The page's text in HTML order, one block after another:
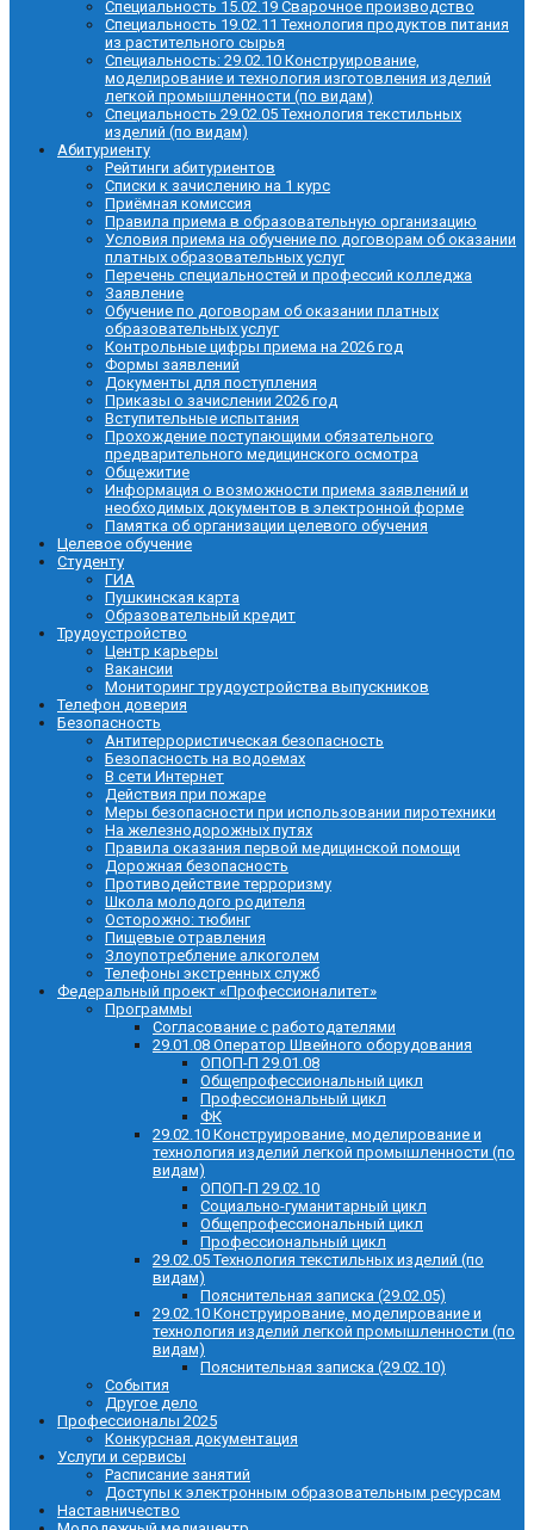
Специальность 15.02.19 Сварочное производство
Специальность 19.02.11 Технология продуктов питания
из растительного сырья
Специальность: 29.02.10 Конструирование,
моделирование и технология изготовления изделий
легкой промышленности (по видам)
Специальность 29.02.05 Технология текстильных
изделий (по видам)
Абитуриенту
Рейтинги абитуриентов
Списки к зачислению на 1 курс
Приёмная комиссия
Правила приема в образовательную организацию
Условия приема на обучение по договорам об оказании
платных образовательных услуг
Перечень специальностей и профессий колледжа
Заявление
Обучение по договорам об оказании платных
образовательных услуг
Контрольные цифры приема на 2026 год
Формы заявлений
Документы для поступления
Приказы о зачислении 2026 год
Вступительные испытания
Прохождение поступающими обязательного
предварительного медицинского осмотра
Общежитие
Информация о возможности приема заявлений и
необходимых документов в электронной форме
Памятка об организации целевого обучения
Целевое обучение
Студенту
ГИА
Пушкинская карта
Образовательный кредит
Трудоустройство
Центр карьеры
Вакансии
Мониторинг трудоустройства выпускников
Телефон доверия
Безопасность
Антитеррористическая безопасность
Безопасность на водоемах
В сети Интернет
Действия при пожаре
Меры безопасности при использовании пиротехники
На железнодорожных путях
Правила оказания первой медицинской помощи
Дорожная безопасность
Противодействие терроризму
Школа молодого родителя
Осторожно: тюбинг
Пищевые отравления
Злоупотребление алкоголем
Телефоны экстренных служб
Федеральный проект «Профессионалитет»
Программы
Согласование с работодателями
29.01.08 Оператор Швейного оборудования
ОПОП-П 29.01.08
Общепрофессиональный цикл
Профессиональный цикл
ФК
29.02.10 Конструирование, моделирование и
технология изделий легкой промышленности (по
видам)
ОПОП-П 29.02.10
Социально-гуманитарный цикл
Общепрофессиональный цикл
Профессиональный цикл
29.02.05 Технология текстильных изделий (по
видам)
Пояснительная записка (29.02.05)
29.02.10 Конструирование, моделирование и
технология изделий легкой промышленности (по
видам)
Пояснительная записка (29.02.10)
События
Другое дело
Профессионалы 2025
Конкурсная документация
Услуги и сервисы
Расписание занятий
Доступы к электронным образовательным ресурсам
Наставничество